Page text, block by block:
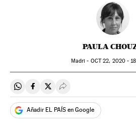
PAULA
Madri - OCT22, 2020 -
Compartir en Whatsapp
Compartir en Facebook
Compartir en Twitter
Desplegar Redes
Añadir EL PAÍS en Google